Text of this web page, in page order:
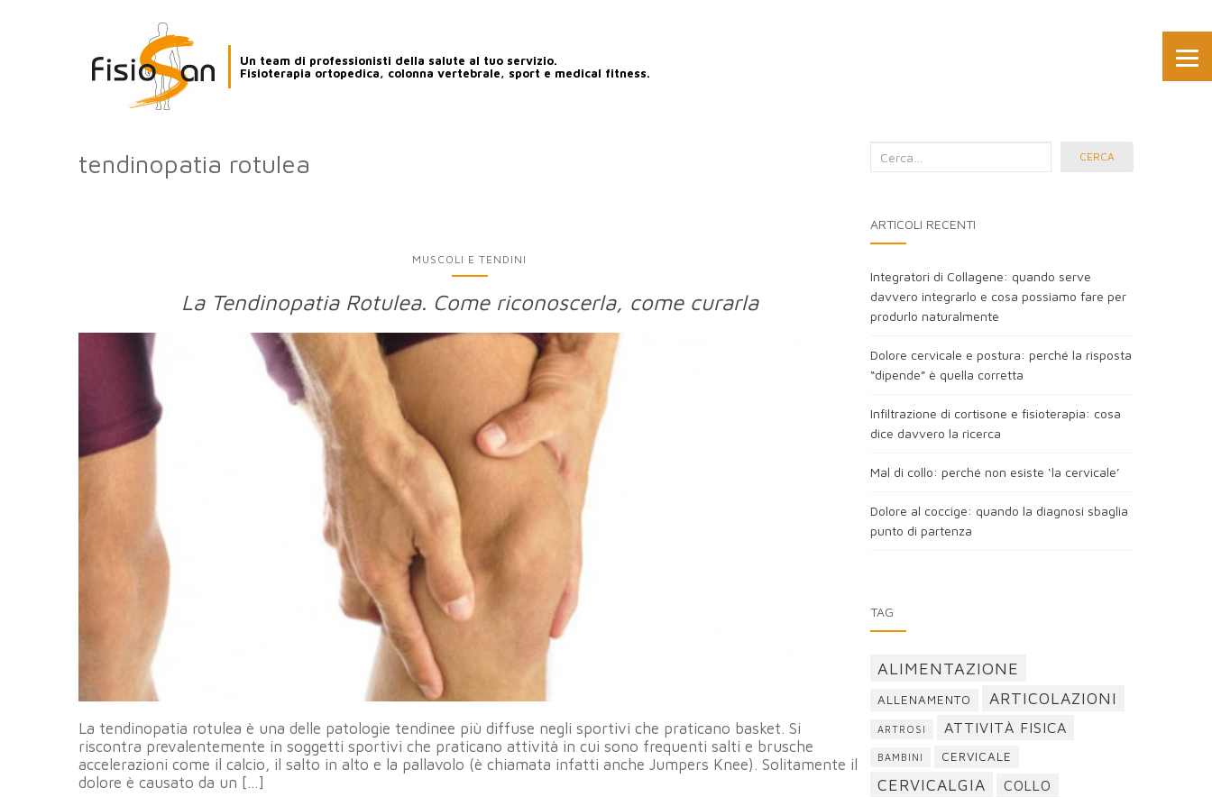
Un team di professionisti della salute al tuo servizio.
Fisioterapia ortopedica, colonna vertebrale, sport e medical fitness.
tendinopatia rotulea
MUSCOLI E TENDINI
La Tendinopatia Rotulea. Come riconoscerla, come curarla
La tendinopatia rotulea è una delle patologie tendinee più diffuse negli sportivi che praticano basket. Si
riscontra prevalentemente in soggetti sportivi che praticano attività in cui sono frequenti salti e brusche
accelerazioni come il calcio, il salto in alto e la pallavolo (è chiamata infatti anche Jumpers Knee). Solitamente il
dolore è causato da un […]
Cerca
CERCA
ARTICOLI RECENTI
Integratori di Collagene: quando serve
davvero integrarlo e cosa possiamo fare per
produrlo naturalmente
Dolore cervicale e postura: perché la risposta
“dipende” è quella corretta
Infiltrazione di cortisone e fisioterapia: cosa
dice davvero la ricerca
Mal di collo: perché non esiste ‘la cervicale’
Dolore al coccige: quando la diagnosi sbaglia
punto di partenza
TAG
ALIMENTAZIONE
ALLENAMENTO ARTICOLAZIONI
ARTROSI ATTIVITÀ FISICA
BAMBINI CERVICALE
CERVICALGIA COLLO